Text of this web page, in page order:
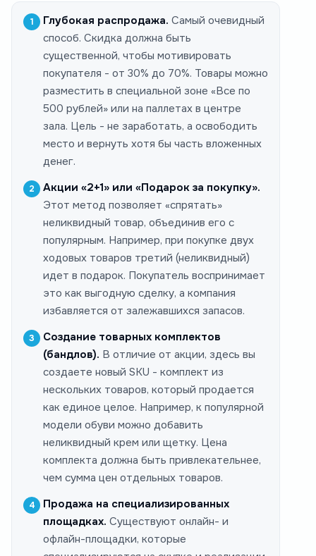
Глубокая распродажа. Самый очевидный
способ. Скидка должна быть
существенной, чтобы мотивировать
покупателя - от 30% до 70%. Товары можно
разместить в специальной зоне «Все по
500 рублей» или на паллетах в центре
зала. Цель - не заработать, а освободить
место и вернуть хотя бы часть вложенных
денег.
Акции «2+1» или «Подарок за покупку».
Этот метод позволяет «спрятать»
неликвидный товар, объединив его с
популярным. Например, при покупке двух
ходовых товаров третий (неликвидный)
идет в подарок. Покупатель воспринимает
это как выгодную сделку, а компания
избавляется от залежавшихся запасов.
Создание товарных комплектов
(бандлов). В отличие от акции, здесь вы
создаете новый SKU - комплект из
нескольких товаров, который продается
как единое целое. Например, к популярной
модели обуви можно добавить
неликвидный крем или щетку. Цена
комплекта должна быть привлекательнее,
чем сумма цен отдельных товаров.
Продажа на специализированных
площадках. Существуют онлайн- и
офлайн-площадки, которые